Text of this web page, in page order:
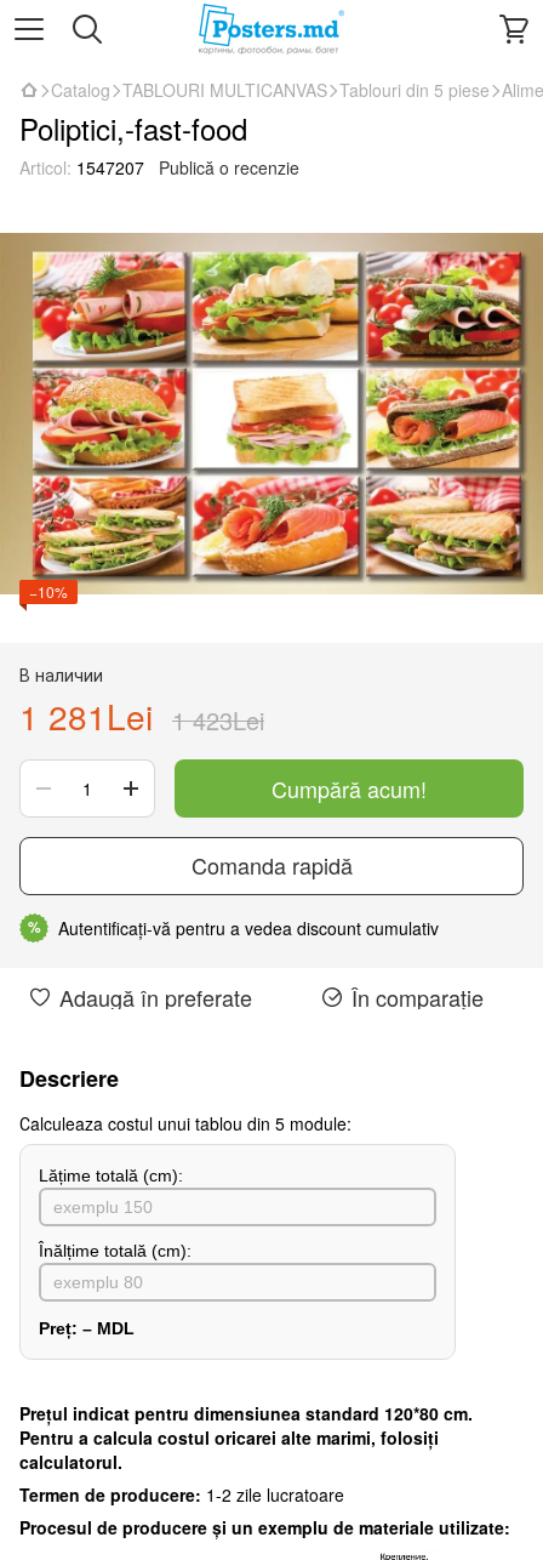
Catalog TABLOURI MULTICANVAS Tablouri din 5 piese
Poliptici,-fast-food
Articol: 1547207 Publică o recenzie
−10%
В наличии
1 281Lei 1 423Lei
Cumpără acum!
Comanda rapidă
% Autentificați-vă pentru a vedea discount cumulativ
Adaugă în preferate În comparație
Descriere
Сalculeaza costul unui tablou din 5 module:
Lățime totală (cm):
Înălțime totală (cm):
Preț: – MDL
Preţul indicat pentru dimensiunea standard 120*80 cm.
Pentru a calcula costul oricarei alte marimi, folosiți
calculatorul.
Termen de producere: 1-2 zile lucratoare
Procesul de producere și un exemplu de materiale utilizate: